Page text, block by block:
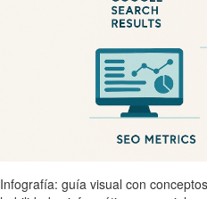
Infografía: guía visual con